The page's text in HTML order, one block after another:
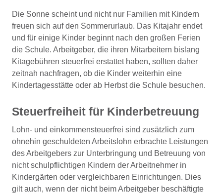
Die Sonne scheint und nicht nur Familien mit Kindern
freuen sich auf den Sommerurlaub. Das Kitajahr endet
und für einige Kinder beginnt nach den großen Ferien
die Schule. Arbeitgeber, die ihren Mitarbeitern bislang
Kitagebühren steuerfrei erstattet haben, sollten daher
zeitnah nachfragen, ob die Kinder weiterhin eine
Kindertagesstätte oder ab Herbst die Schule besuchen.
Steuerfreiheit für Kinderbetreuung
Lohn- und einkommensteuerfrei sind zusätzlich zum
ohnehin geschuldeten Arbeitslohn erbrachte Leistungen
des Arbeitgebers zur Unterbringung und Betreuung von
nicht schulpflichtigen Kindern der Arbeitnehmer in
Kindergärten oder vergleichbaren Einrichtungen. Dies
gilt auch, wenn der nicht beim Arbeitgeber beschäftigte